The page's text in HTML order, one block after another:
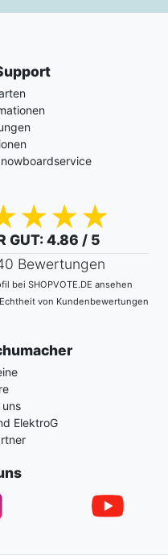
GUT: 4.86 / 5
Bewertungen
bei SHOPVOTE.DE ansehen
von Kundenbewertungen
ElektroG